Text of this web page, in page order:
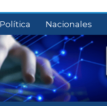
Política Nacionales